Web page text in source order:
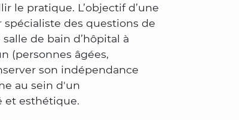
le pratique. L’objectif d’une
spécialiste des questions de
de bain d’hôpital à
(personnes âgées,
son indépendance
au sein d'un
et esthétique.